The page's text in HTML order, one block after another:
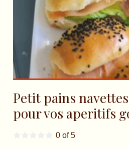
Petit pains
pour vos aperitifs
0 of 5